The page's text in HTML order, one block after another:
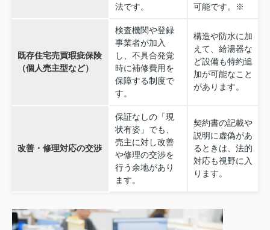
法です。
可能です。※
既存住宅売買瑕疵保険
（個人売主型など）
検査機関や登録
事業者が加入
し、不具合発覚
時に補修費用を
保障する制度で
す。
構造や防水に加
えて、給湯器な
ど設備も特約追
加が可能なこと
があります。
改善・修理対応の交渉
保証なしの「現
状有姿」でも、
売主に対し改善
や修理の交渉を
行う余地があり
ます。
契約書の記載や
説明に虚偽があ
るときは、法的
対応も視野に入
ります。